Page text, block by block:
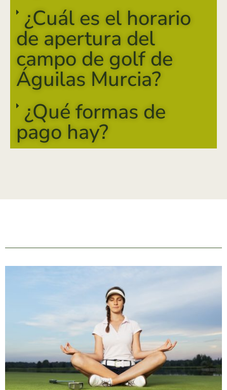
¿Cuál es el horario
de apertura del
campo de golf de
Águilas Murcia?
¿Qué formas de
pago hay?